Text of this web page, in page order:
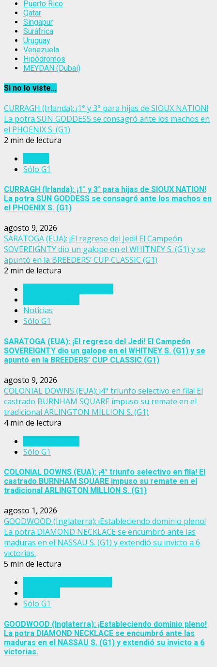
Puerto Rico
Qatar
Singapur
Suráfrica
Uruguay
Venezuela
Hipódromos
MEYDAN (Dubai)
Si no lo viste...
CURRAGH (Irlanda): ¡1° y 3° para hijas de SIOUX NATION!
La potra SUN GODDESS se consagró ante los machos en
el PHOENIX S. (G1)
2 min de lectura
Sólo G1
CURRAGH (Irlanda): ¡1° y 3° para hijas de SIOUX NATION!
La potra SUN GODDESS se consagró ante los machos en
el PHOENIX S. (G1)
agosto 9, 2026
SARATOGA (EUA): ¡El regreso del Jedi! El Campeón
SOVEREIGNTY dio un galope en el WHITNEY S. (G1) y se
apuntó en la BREEDERS’ CUP CLASSIC (G1)
2 min de lectura
Noticias
Sólo G1
SARATOGA (EUA): ¡El regreso del Jedi! El Campeón
SOVEREIGNTY dio un galope en el WHITNEY S. (G1) y se
apuntó en la BREEDERS’ CUP CLASSIC (G1)
agosto 9, 2026
COLONIAL DOWNS (EUA): ¡4° triunfo selectivo en fila! El
castrado BURNHAM SQUARE impuso su remate en el
tradicional ARLINGTON MILLION S. (G1)
4 min de lectura
Sólo G1
COLONIAL DOWNS (EUA): ¡4° triunfo selectivo en fila! El
castrado BURNHAM SQUARE impuso su remate en el
tradicional ARLINGTON MILLION S. (G1)
agosto 1, 2026
GOODWOOD (Inglaterra): ¡Estableciendo dominio pleno!
La potra DIAMOND NECKLACE se encumbró ante las
maduras en el NASSAU S. (G1) y extendió su invicto a 6
victorias.
5 min de lectura
Sólo G1
GOODWOOD (Inglaterra): ¡Estableciendo dominio pleno!
La potra DIAMOND NECKLACE se encumbró ante las
maduras en el NASSAU S. (G1) y extendió su invicto a 6
victorias.